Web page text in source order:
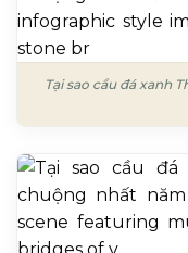
Tại sao cầu đá xanh